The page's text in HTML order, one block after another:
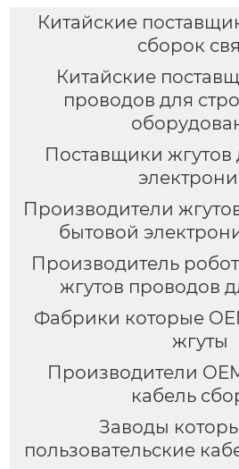
Китайские
сборок
Китайские
проводов для
Поставщики жгутов
Производители
бытовой
Производитель
жгутов проводов
Фабрики которые
жгуты
Производители
кабель
Заводы
пользовательские